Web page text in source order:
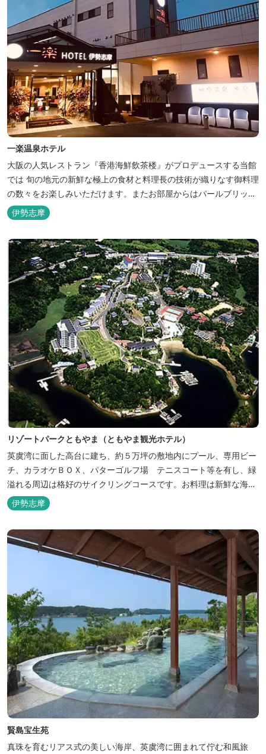
一楽温泉ホテル
大阪の人気レストラン『香港海鮮飲茶楼』がプロデュースする当館
では 旬の地元の新鮮な極上の食材と料理長の技術が織りなす御料理
の数々をお楽しみいただけます。またお部屋からはパールブリッジ
や真珠筏など、美しい景色が一望できます。「美肌の湯」として有
名な榊原温泉の運び湯を使用した大浴場も完備。
伊勢志摩
リゾートパークともやま（ともやま観光ホテル）
英虞湾に面した高台に建ち、約５万坪の敷地内にプール、専用ビー
チ、カラオケＢＯＸ、パターゴルフ場 テニスコート等を有し、緑
溢れる周辺は格好のサイクリングコースです。お料理は新鮮な海の
幸をふんだんに使用する荒磯焼、活造会席、伊勢海老残酷鍋会席、
松茸料理（秋）等グルメ志向の方に好評です。夏には野外バーベキ
ューも毎晩行ないます。
伊勢志摩
賢島宝生苑
真珠を育むリアス式の美しい海岸、英虞湾に囲まれて佇む和風旅